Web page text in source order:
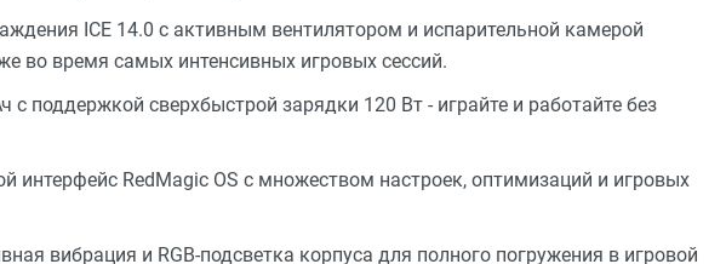
ICE 14.0 с активным вентилятором и испарительной камерой
во время самых интенсивных игровых сессий.
поддержкой сверхбыстрой зарядки 120 Вт - играйте и работайте без
интерфейс RedMagic OS с множеством настроек, оптимизаций и игровых
вибрация и RGB-подсветка корпуса для полного погружения в игровой